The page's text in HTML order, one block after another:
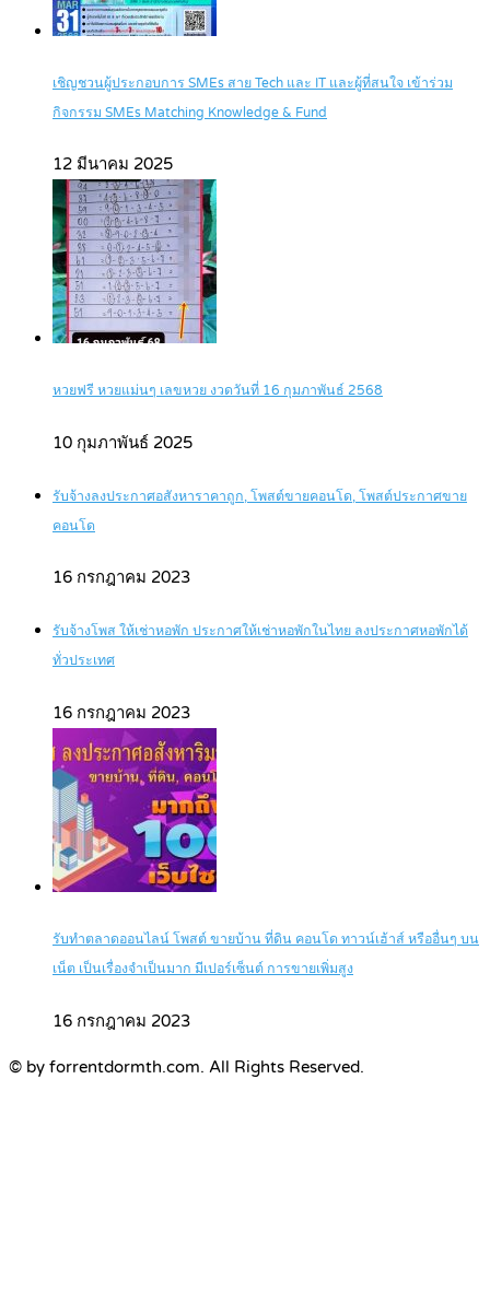
เชิญชวนผู้ประกอบการ SMEs สาย Tech และ IT และผู้ที่สนใจ เข้าร่วม
กิจกรรม SMEs Matching Knowledge & Fund
12 มีนาคม 2025
หวยฟรี หวยแม่นๆ เลขหวย งวดวันที่ 16 กุมภาพันธ์ 2568
10 กุมภาพันธ์ 2025
รับจ้างลงประกาศอสังหาราคาถูก, โพสต์ขายคอนโด, โพสต์ประกาศขาย
คอนโด
16 กรกฎาคม 2023
รับจ้างโพส ให้เช่าหอพัก ประกาศให้เช่าหอพักในไทย ลงประกาศหอพักได้
ทั่วประเทศ
16 กรกฎาคม 2023
รับทำตลาดออนไลน์ โพสต์ ขายบ้าน ที่ดิน คอนโด ทาวน์เฮ้าส์ หรืออื่นๆ บน
เน็ต เป็นเรื่องจำเป็นมาก มีเปอร์เซ็นต์ การขายเพิ่มสูง
16 กรกฎาคม 2023
© by forrentdormth.com. All Rights Reserved.